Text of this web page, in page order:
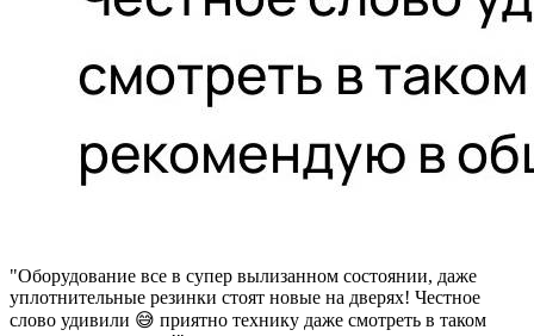
"Оборудование все в супер вылизанном состоянии, даже
уплотнительные резинки стоят новые на дверях! Честное
слово удивили 😅 приятно технику даже смотреть в таком